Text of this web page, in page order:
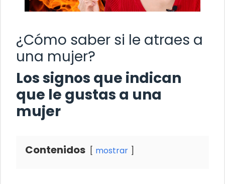
¿Cómo saber si le atraes a
una mujer?
Los signos que indican
que le gustas a una
mujer
Contenidos mostrar